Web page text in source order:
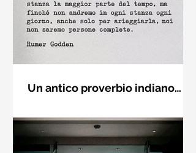
Un antico proverbio indiano
con la macchina per scrivere
ognuno di noi è una casa con quattro
stanze: una fisica, una mentale, una